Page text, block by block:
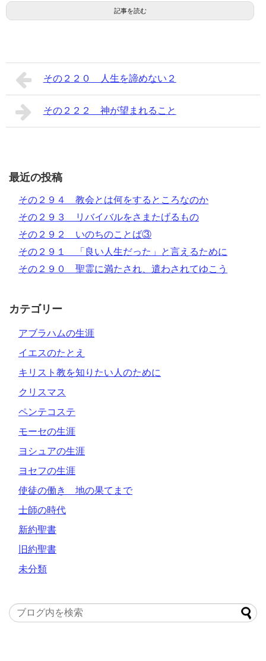
記事を読む
その２２０ 人生を諦めない２
その２２２ 神が望まれること
最近の投稿
その２９４ 教会とは何をするところなのか
その２９３ リバイバルをさまたげるもの
その２９２ いのちのことば③
その２９１ 「良い人生だった」と言えるために
その２９０ 聖霊に満たされ、遣わされてゆこう
カテゴリー
アブラハムの生涯
イエスのたとえ
キリスト教を知りたい人のために
クリスマス
ペンテコステ
モーセの生涯
ヨシュアの生涯
ヨセフの生涯
使徒の働き 地の果てまで
士師の時代
新約聖書
旧約聖書
未分類